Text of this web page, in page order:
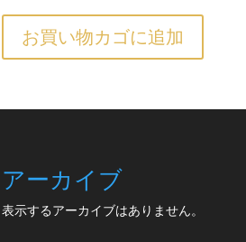
お買い物カゴに追加
アーカイブ
表示するアーカイブはありません。